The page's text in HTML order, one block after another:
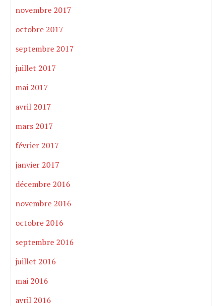
novembre 2017
octobre 2017
septembre 2017
juillet 2017
mai 2017
avril 2017
mars 2017
février 2017
janvier 2017
décembre 2016
novembre 2016
octobre 2016
septembre 2016
juillet 2016
mai 2016
avril 2016